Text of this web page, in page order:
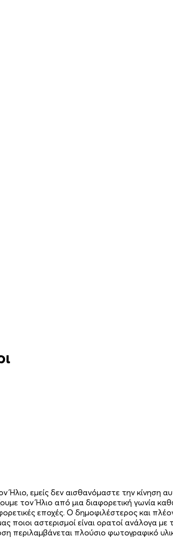
εμείς δεν αισθανόμαστε την κίνηση
τον Ήλιο από μια διαφορετική γωνία
εποχές. Ο δημοφιλέστερος και
ποιοι αστερισμοί είναι ορατοί ανάλογα
περιλαµβάνεται πλούσιο φωτογραφικό